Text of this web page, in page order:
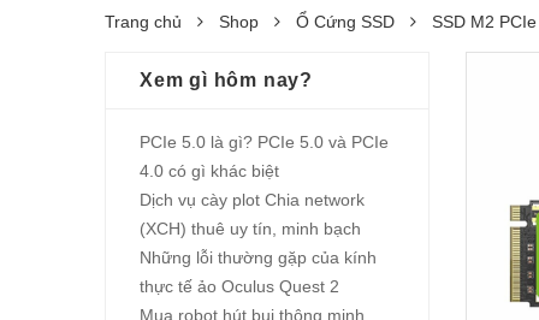
Trang chủ Shop Ổ Cứng SSD SSD M2
Xem gì hôm nay?
PCIe 5.0 là gì? PCIe 5.0 và PCIe
4.0 có gì khác biệt
Dịch vụ cày plot Chia network
(XCH) thuê uy tín, minh bạch
Những lỗi thường gặp của kính
thực tế ảo Oculus Quest 2
Mua robot hút bụi thông minh